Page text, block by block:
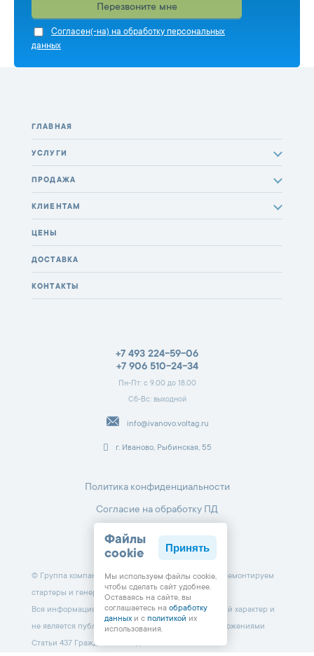
Перезвоните мне
Cогласен(-на) на обработку персональных
данных
ГЛАВНАЯ
УСЛУГИ
ПРОДАЖА
КЛИЕНТАМ
ЦЕНЫ
ДОСТАВКА
КОНТАКТЫ
+7 493 224-59-06
+7 906 510-24-34
Пн-Пт: с 9.00 до 18.00
Сб-Вс: выходной
info@ivanovo.voltag.ru
г. Иваново, Рыбинская, 55
Политика конфиденциальности
Согласие на обработку ПД
© Группа компаний «Вольтаж». Профессионально ремонтируем
стартеры и генераторы с 1998 г.
Вся информация на данном сайте носит справочный характер и
не является публичной офертой, определяемой положениями
Статьи 437 Гражданского кодекса РФ.
Файлы
cookie
Принять
Мы используем файлы cookie,
чтобы cделать сайт удобнее.
Оставаясь на сайте, вы
соглашаетесь наобработку
данных и сполитикой их
использования.